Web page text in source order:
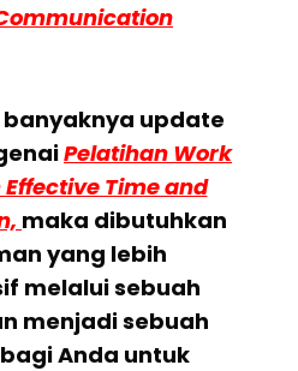
update
Pelatihan Work
Time and
maka dibutuhkan
yang lebih
melalui sebuah
menjadi sebuah
Anda untuk